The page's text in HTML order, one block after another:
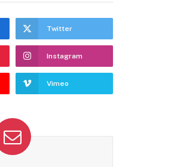
Twitter
Instagram
Vimeo